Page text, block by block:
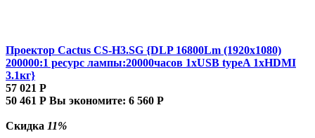
Проектор Cactus CS-H3.SG {DLP 16800Lm (1920x1080)
200000:1 ресурс лампы:20000часов 1xUSB typeA 1xHDMI
3.1кг}
57 021 Р
50 461 Р Вы экономите: 6 560 Р
Скидка 11%